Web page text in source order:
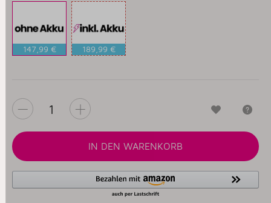
Akku
147,99 €
Akku
189,99 €
IN DEN WARENKORB